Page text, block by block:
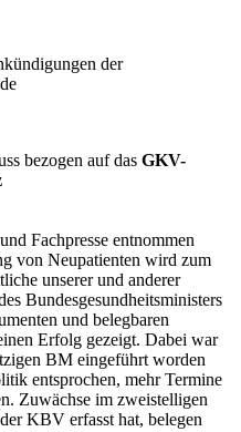
der
bezogen auf das GKV-
Fachpresse entnommen
von Neupatienten wird zum
unserer und anderer
Bundesgesundheitsministers
und belegbaren
Erfolg gezeigt. Dabei war
BM eingeführt worden
entsprochen, mehr Termine
Zuwächse im zweistelligen
KBV erfasst hat, belegen